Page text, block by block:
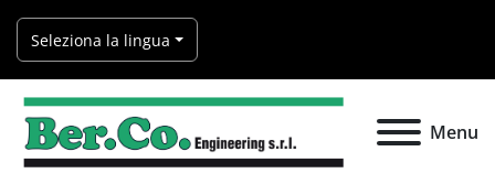
Seleziona la lingua
Menu